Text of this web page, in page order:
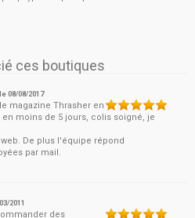
ces boutiques
le08/08/2017
magazine Thrasher en
en moins de 5 jours, colis soigné, je
De plus l'équipe répond
par mail.
2011
des